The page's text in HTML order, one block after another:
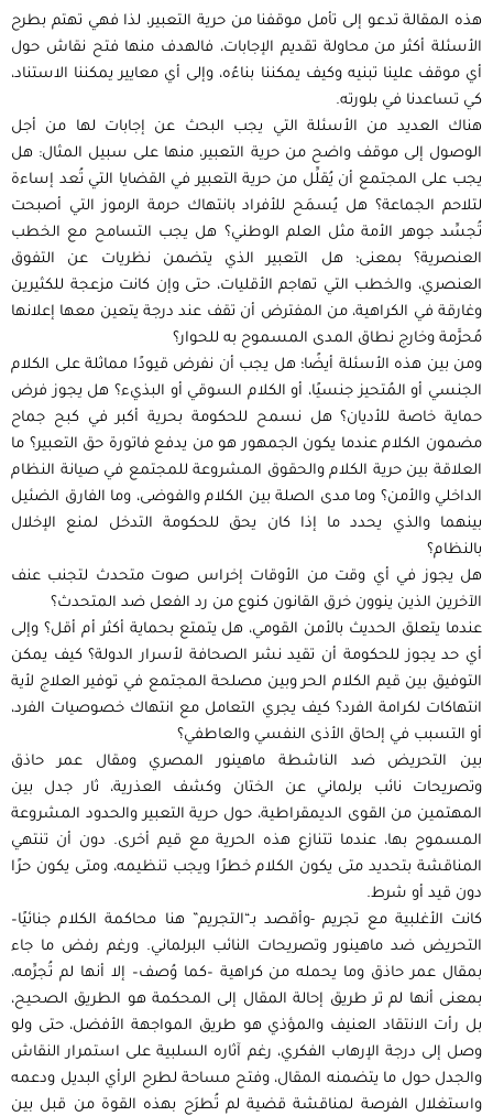
هذه المقالة تدعو إلى تأمل موقفنا من حرية التعبير، لذا فهي تهتم بطرح
الأسئلة أكثر من محاولة تقديم الإجابات، فالهدف منها فتح نقاش حول
أي موقف علينا تبنيه وكيف يمكننا بناءُه، وإلى أي معايير يمكننا الاستناد،
كي تساعدنا في بلورته.
هناك العديد من اﻷسئلة التي يجب البحث عن إجابات لها من أجل
الوصول إلى موقف واضح من حرية التعبير، منها على سبيل المثال: هل
يجب على المجتمع أن يُقلِّل من حرية التعبير في القضايا التي تُعد إساءة
لتلاحم الجماعة؟ هل يُسمَح للأفراد بانتهاك حرمة الرموز التي أصبحت
تُجسِّد جوهر اﻷمة مثل العلم الوطني؟ هل يجب التسامح مع الخطب
العنصرية؟ بمعنى؛ هل التعبير الذي يتضمن نظريات عن التفوق
العنصري، والخطب التي تهاجم الأقليات، حتى وإن كانت مزعجة للكثيرين
وغارقة في الكراهية، من المفترض أن تقف عند درجة يتعين معها إعلانها
مُحرَّمة وخارج نطاق المدى المسموح به للحوار؟
ومن بين هذه الأسئلة أيضًا؛ هل يجب أن نفرض قيودًا مماثلة على الكلام
الجنسي أو المُتحيز جنسيًا، أو الكلام السوقي أو البذيء؟ هل يجوز فرض
حماية خاصة للأديان؟ هل نسمح للحكومة بحرية أكبر في كبح جماح
مضمون الكلام عندما يكون الجمهور هو من يدفع فاتورة حق التعبير؟ ما
العلاقة بين حرية الكلام والحقوق المشروعة للمجتمع في صيانة النظام
الداخلي واﻷمن؟ وما مدى الصلة بين الكلام والفوضى، وما الفارق الضئيل
بينهما والذي يحدد ما إذا كان يحق للحكومة التدخل لمنع اﻹخلال
بالنظام؟
هل يجوز في أي وقت من اﻷوقات إخراس صوت متحدث لتجنب عنف
اﻵخرين الذين ينوون خرق القانون كنوع من رد الفعل ضد المتحدث؟
عندما يتعلق الحديث باﻷمن القومي، هل يتمتع بحماية أكثر أم أقل؟ وإلى
أي حد يجوز للحكومة أن تقيد نشر الصحافة ﻷسرار الدولة؟ كيف يمكن
التوفيق بين قيم الكلام الحر وبين مصلحة المجتمع في توفير العلاج ﻷية
انتهاكات لكرامة الفرد؟ كيف يجري التعامل مع انتهاك خصوصيات الفرد،
أو التسبب في إلحاق اﻷذى النفسي والعاطفي؟
بين التحريض ضد الناشطة ماهينور المصري ومقال عمر حاذق
وتصريحات نائب برلماني عن الختان وكشف العذرية، ثار جدل بين
المهتمين من القوى الديمقراطية، حول حرية التعبير والحدود المشروعة
المسموح بها، عندما تتنازع هذه الحرية مع قيم أخرى. دون أن تنتهي
المناقشة بتحديد متى يكون الكلام خطرًا ويجب تنظيمه، ومتى يكون حرًا
دون قيد أو شرط.
كانت اﻷغلبية مع تجريم -وأقصد بـ“التجريم” هنا محاكمة الكلام جنائيًا–
التحريض ضد ماهينور وتصريحات النائب البرلماني. ورغم رفض ما جاء
بمقال عمر حاذق وما يحمله من كراهية –كما وُصف– إلا أنها لم تُجرِّمه،
بمعنى أنها لم تر طريق إحالة المقال إلى المحكمة هو الطريق الصحيح،
بل رأت الانتقاد العنيف والمؤذي هو طريق المواجهة اﻷفضل، حتى ولو
وصل إلى درجة اﻹرهاب الفكري، رغم آثاره السلبية على استمرار النقاش
والجدل حول ما يتضمنه المقال، وفتح مساحة لطرح الرأي البديل ودعمه
واستغلال الفرصة لمناقشة قضية لم تُطرَح بهذه القوة من قبل بين